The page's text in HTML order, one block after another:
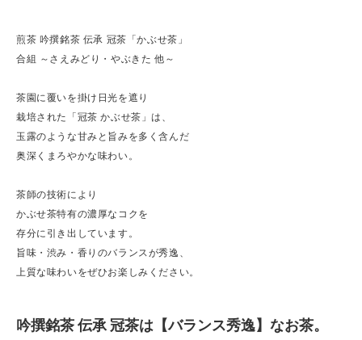
煎茶 吟撰銘茶 伝承 冠茶「かぶせ茶」
合組 ～さえみどり・やぶきた 他～
茶園に覆いを掛け日光を遮り
栽培された「冠茶 かぶせ茶」は、
玉露のような甘みと旨みを多く含んだ
奥深くまろやかな味わい。
茶師の技術により
かぶせ茶特有の濃厚なコクを
存分に引き出しています。
旨味・渋み・香りのバランスが秀逸、
上質な味わいをぜひお楽しみください。
吟撰銘茶 伝承 冠茶は【バランス秀逸】なお茶。